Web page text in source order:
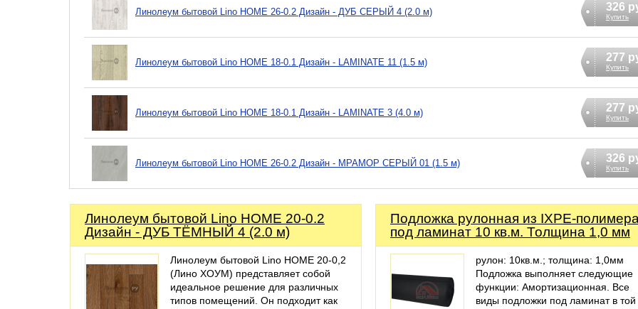
Линолеум бытовой Lino HOME 26-0.2 Дизайн - ДУБ СЕРЫЙ 4 (2.0 м) 326
Купить
Линолеум бытовой Lino HOME 18-0.1 Дизайн - LAMINATE 11 (1.5 м) 277
Купить
Линолеум бытовой Lino HOME 18-0.1 Дизайн - LAMINATE 3 (4.0 м) 277
Купить
Линолеум бытовой Lino HOME 26-0.2 Дизайн - МРАМОР СЕРЫЙ 01 (1.5 м) 326
Купить
Линолеум бытовой Lino HOME 20-0.2
Дизайн - ДУБ ТЁМНЫЙ 4 (2.0 м)
Линолеум бытовой Lino HOME 20-0,2
(Лино ХОУМ) представляет собой
идеальное решение для различных
типов помещений. Он подходит как
Подложка рулонная из IXPE-
под ламинат 10 кв.м. Толщина 1,0 мм
рулон: 10кв.м.; толщина: 1,0мм
Подложка выполняет следующие
функции: Амортизационная. Все
виды подложки под ламинат в той